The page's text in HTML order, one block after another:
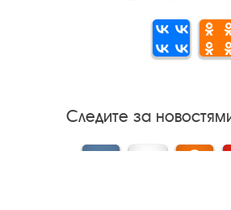
Следите за
Вконтактеrutube